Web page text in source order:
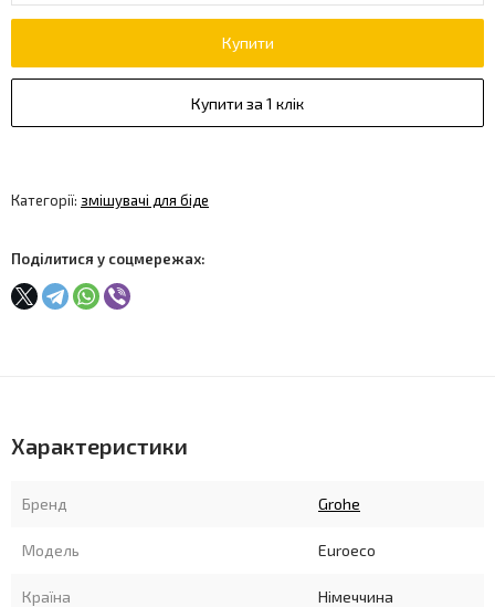
Купити
Купити за 1 клік
Категорії: змішувачі для біде
Поділитися у соцмережах:
Характеристики
Бренд Grohe
Модель Euroeco
Країна Німеччина